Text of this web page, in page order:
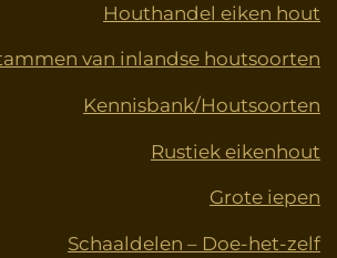
Houthandel eiken hout
van inlandse houtsoorten
Kennisbank/Houtsoorten
Rustiek eikenhout
Grote iepen
Schaaldelen – Doe-het-zelf